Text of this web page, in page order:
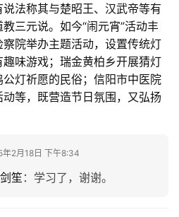
法称其与楚昭王、汉武帝等有
三元说。如今“闹元宵”活动丰
院举办主题活动，设置传统灯
味游戏；瑞金黄柏乡开展猜灯
灯祈愿的民俗；信阳市中医院
等，既营造节日氛围，又弘扬
年2月18日 下午8:34
笙 ： 学习了，谢谢。